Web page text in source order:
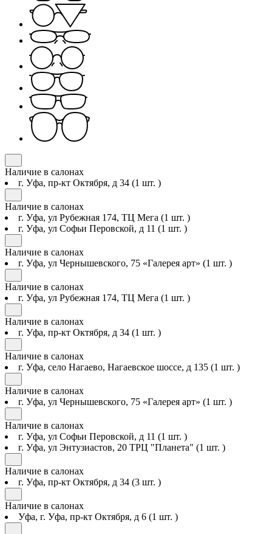
Наличие в салонах
г. Уфа, пр-кт Октября, д 34 (1 шт. )
Наличие в салонах
г. Уфа, ул Рубежная 174, ТЦ Мега (1 шт. )
г. Уфа, ул Софьи Перовской, д 11 (1 шт. )
Наличие в салонах
г. Уфа, ул Чернышевского, 75 «Галерея арт» (1 шт. )
Наличие в салонах
г. Уфа, ул Рубежная 174, ТЦ Мега (1 шт. )
Наличие в салонах
г. Уфа, пр-кт Октября, д 34 (1 шт. )
Наличие в салонах
г. Уфа, село Нагаево, Нагаевское шоссе, д 135 (1 шт. )
Наличие в салонах
г. Уфа, ул Чернышевского, 75 «Галерея арт» (1 шт. )
Наличие в салонах
г. Уфа, ул Софьи Перовской, д 11 (1 шт. )
г. Уфа, ул Энтузиастов, 20 ТРЦ "Планета" (1 шт. )
Наличие в салонах
г. Уфа, пр-кт Октября, д 34 (3 шт. )
Наличие в салонах
Уфа, г. Уфа, пр-кт Октября, д 6 (1 шт. )